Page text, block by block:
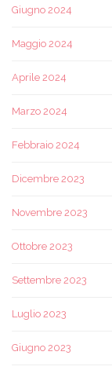
Giugno 2024
Maggio 2024
Aprile 2024
Marzo 2024
Febbraio 2024
Dicembre 2023
Novembre 2023
Ottobre 2023
Settembre 2023
Luglio 2023
Giugno 2023